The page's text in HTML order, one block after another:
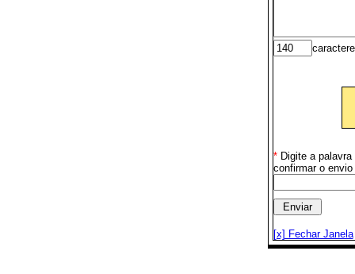
*Digite a palavra
confirmar o
[x] Fechar Janela